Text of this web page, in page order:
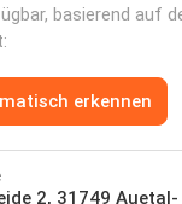
basierend auf
erkennen
2, 31749 Auetal-